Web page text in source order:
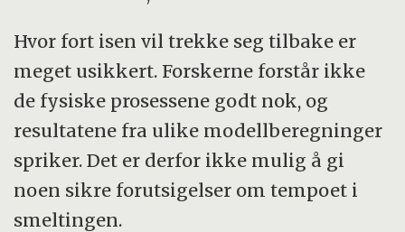
Hvor fort isen vil trekke seg tilbake er
meget usikkert. Forskerne forstår ikke
de fysiske prosessene godt nok, og
resultatene fra ulike modellberegninger
spriker. Det er derfor ikke mulig å gi
noen sikre forutsigelser om tempoet i
smeltingen.